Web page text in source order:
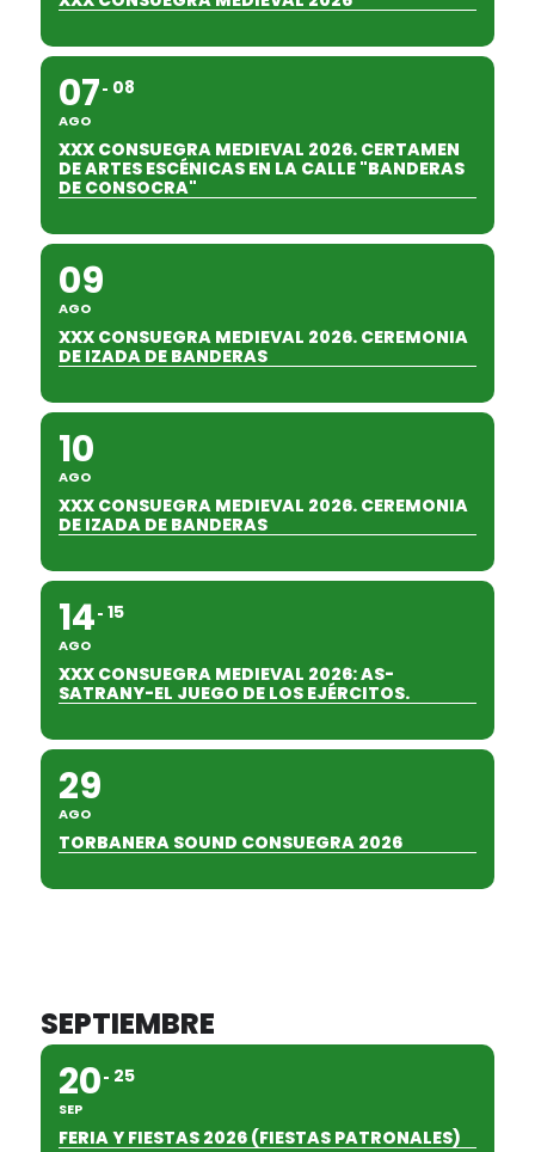
07
AGO
08
XXX CONSUEGRA MEDIEVAL 2026. CERTAMEN
DE ARTES ESCÉNICAS EN LA CALLE "BANDERAS
DE CONSOCRA"
09
AGO
XXX CONSUEGRA MEDIEVAL 2026. CEREMONIA
DE IZADA DE BANDERAS
10
AGO
XXX CONSUEGRA MEDIEVAL 2026. CEREMONIA
DE IZADA DE BANDERAS
14
AGO
15
XXX CONSUEGRA MEDIEVAL 2026: AS-
SATRANY-EL JUEGO DE LOS EJÉRCITOS.
29
AGO
TORBANERA SOUND CONSUEGRA 2026
SEPTIEMBRE
20
SEP
25
FERIA Y FIESTAS 2026 (FIESTAS PATRONALES)